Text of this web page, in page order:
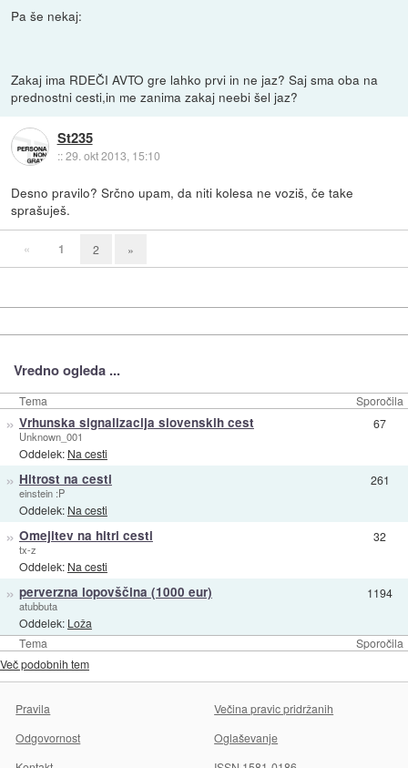
Pa še nekaj:
Zakaj ima RDEČI AVTO gre lahko prvi in ne jaz? Saj sma oba na
prednostni cesti,in me zanima zakaj neebi šel jaz?
St235
::29. okt 2013, 15:10
Desno pravilo? Srčno upam, da niti kolesa ne voziš, če take
sprašuješ.
« 1 2 »
Vredno ogleda ...
Tema Sporočila
Tema Sporočila
» Vrhunska signalizacija slovenskih cest
Unknown_001
Oddelek: Na cesti
67
» Hitrost na cesti
einstein :P
Oddelek: Na cesti
261
» Omejitev na hitri cesti
tx-z
Oddelek: Na cesti
32
» perverzna lopovščina (1000 eur)
atubbuta
Oddelek: Loža
1194
Več podobnih tem
Pravila
Večina pravic pridržanih
Odgovornost
Oglaševanje